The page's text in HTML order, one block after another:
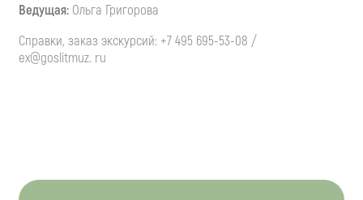
Ведущая: Ольга Григорова
Справки, заказ экскурсий: +7 495 695-53-08 /
ex@goslitmuz. ru